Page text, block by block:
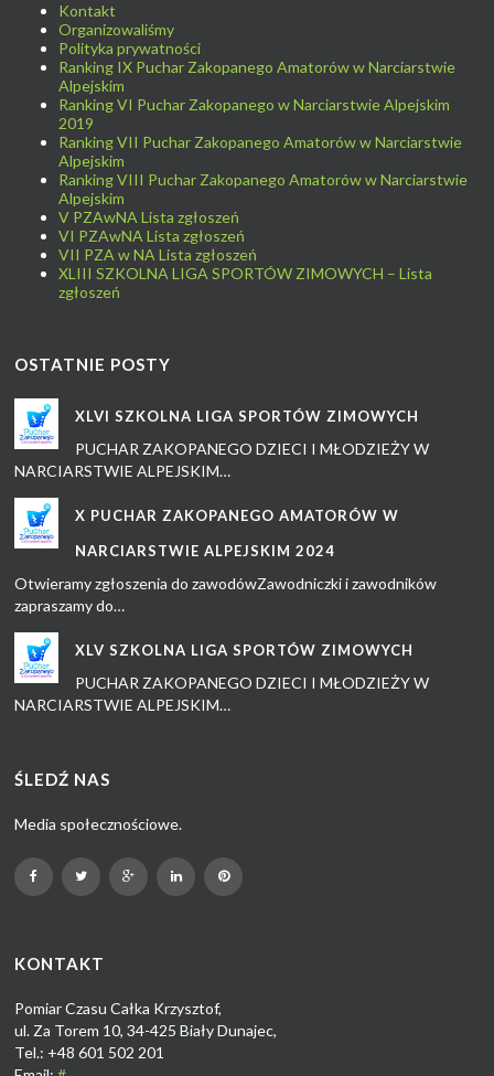
Kontakt
Organizowaliśmy
Polityka prywatności
Ranking IX Puchar Zakopanego Amatorów w Narciarstwie
Alpejskim
Ranking VI Puchar Zakopanego w Narciarstwie Alpejskim
2019
Ranking VII Puchar Zakopanego Amatorów w Narciarstwie
Alpejskim
Ranking VIII Puchar Zakopanego Amatorów w Narciarstwie
Alpejskim
V PZAwNA Lista zgłoszeń
VI PZAwNA Lista zgłoszeń
VII PZA w NA Lista zgłoszeń
XLIII SZKOLNA LIGA SPORTÓW ZIMOWYCH – Lista
zgłoszeń
OSTATNIE POSTY
XLVI SZKOLNA LIGA SPORTÓW ZIMOWYCH
PUCHAR ZAKOPANEGO DZIECI I MŁODZIEŻY W
NARCIARSTWIE ALPEJSKIM…
X PUCHAR ZAKOPANEGO AMATORÓW W
NARCIARSTWIE ALPEJSKIM 2024
Otwieramy zgłoszenia do zawodówZawodniczki i zawodników
zapraszamy do…
XLV SZKOLNA LIGA SPORTÓW ZIMOWYCH
PUCHAR ZAKOPANEGO DZIECI I MŁODZIEŻY W
NARCIARSTWIE ALPEJSKIM…
ŚLEDŹ NAS
Media społecznościowe.
KONTAKT
Pomiar Czasu Całka Krzysztof,
ul. Za Torem 10, 34-425 Biały Dunajec,
Tel.: +48 601 502 201